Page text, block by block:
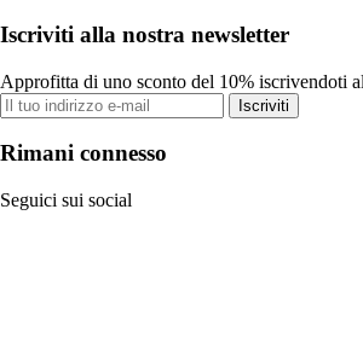
Iscriviti alla nostra newsletter
Approfitta di uno sconto del 10% iscrivendoti
Iscriviti
Rimani connesso
Seguici sui social